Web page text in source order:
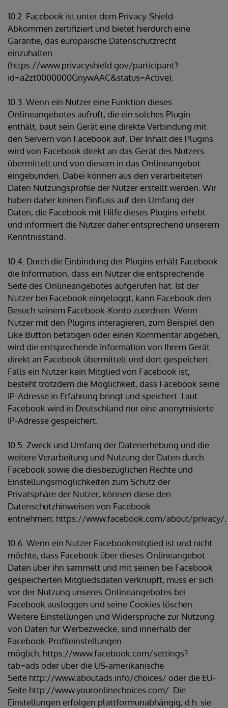
10.2. Facebook ist unter dem Privacy-Shield-
Abkommen zertifiziert und bietet hierdurch eine
Garantie, das europäische Datenschutzrecht
einzuhalten
(https://www.privacyshield.gov/participant?
id=a2zt0000000GnywAAC&status=Active).
10.3. Wenn ein Nutzer eine Funktion dieses
Onlineangebotes aufruft, die ein solches Plugin
enthält, baut sein Gerät eine direkte Verbindung mit
den Servern von Facebook auf. Der Inhalt des Plugins
wird von Facebook direkt an das Gerät des Nutzers
übermittelt und von diesem in das Onlineangebot
eingebunden. Dabei können aus den verarbeiteten
Daten Nutzungsprofile der Nutzer erstellt werden. Wir
haben daher keinen Einfluss auf den Umfang der
Daten, die Facebook mit Hilfe dieses Plugins erhebt
und informiert die Nutzer daher entsprechend unserem
Kenntnisstand.
10.4. Durch die Einbindung der Plugins erhält Facebook
die Information, dass ein Nutzer die entsprechende
Seite des Onlineangebotes aufgerufen hat. Ist der
Nutzer bei Facebook eingeloggt, kann Facebook den
Besuch seinem Facebook-Konto zuordnen. Wenn
Nutzer mit den Plugins interagieren, zum Beispiel den
Like Button betätigen oder einen Kommentar abgeben,
wird die entsprechende Information von Ihrem Gerät
direkt an Facebook übermittelt und dort gespeichert.
Falls ein Nutzer kein Mitglied von Facebook ist,
besteht trotzdem die Möglichkeit, dass Facebook seine
IP-Adresse in Erfahrung bringt und speichert. Laut
Facebook wird in Deutschland nur eine anonymisierte
IP-Adresse gespeichert.
10.5. Zweck und Umfang der Datenerhebung und die
weitere Verarbeitung und Nutzung der Daten durch
Facebook sowie die diesbezüglichen Rechte und
Einstellungsmöglichkeiten zum Schutz der
Privatsphäre der Nutzer, können diese den
Datenschutzhinweisen von Facebook
entnehmen: https://www.facebook.com/about/privacy/.
10.6. Wenn ein Nutzer Facebookmitglied ist und nicht
möchte, dass Facebook über dieses Onlineangebot
Daten über ihn sammelt und mit seinen bei Facebook
gespeicherten Mitgliedsdaten verknüpft, muss er sich
vor der Nutzung unseres Onlineangebotes bei
Facebook ausloggen und seine Cookies löschen.
Weitere Einstellungen und Widersprüche zur Nutzung
von Daten für Werbezwecke, sind innerhalb der
Facebook-Profileinstellungen
möglich: https://www.facebook.com/settings?
tab=ads oder über die US-amerikanische
Seite http://www.aboutads.info/choices/ oder die EU-
Seite http://www.youronlinechoices.com/. Die
Einstellungen erfolgen plattformunabhängig, d.h. sie